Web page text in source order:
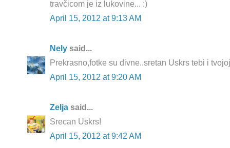
travčicom je iz lukovine... :)
April 15, 2012 at 9:13 AM
Nely said...
Prekrasno,fotke su divne..sretan Uskrs tebi i
April 15, 2012 at 9:20 AM
Zelja said...
Srecan Uskrs!
April 15, 2012 at 9:42 AM